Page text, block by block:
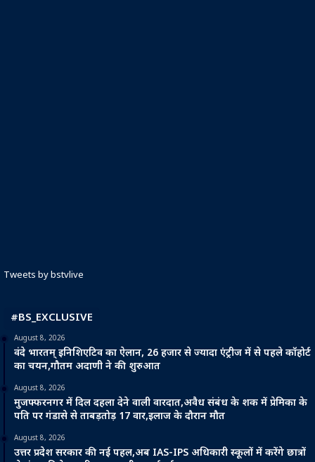
Tweets by bstvlive
#BS_EXCLUSIVE
August 8, 2026
वंदे भारतम् इनिशिएटिव का ऐलान, 26 हजार से ज्यादा एंट्रीज में से पहले कॉहोर्ट
का चयन,गौतम अदाणी ने की शुरुआत
August 8, 2026
मुजफ्फरनगर में दिल दहला देने वाली वारदात,अवैध संबंध के शक में प्रेमिका के
पति पर गंडासे से ताबड़तोड़ 17 वार,इलाज के दौरान मौत
August 8, 2026
उत्तर प्रदेश सरकार की नई पहल,अब IAS-IPS अधिकारी स्कूलों में करेंगे छात्रों